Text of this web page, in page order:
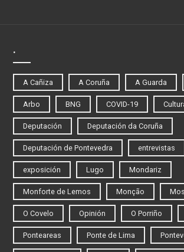
.
A Cañiza A Coruña A Guarda
Arbo BNG COVID-19
Deputación Deputación da Coruña
Deputación de Pontevedra entrevistas
exposición Lugo Mondariz
Monforte de Lemos Monção Mos
O Covelo Opinión O Porriño
Ponteareas Ponte de Lima